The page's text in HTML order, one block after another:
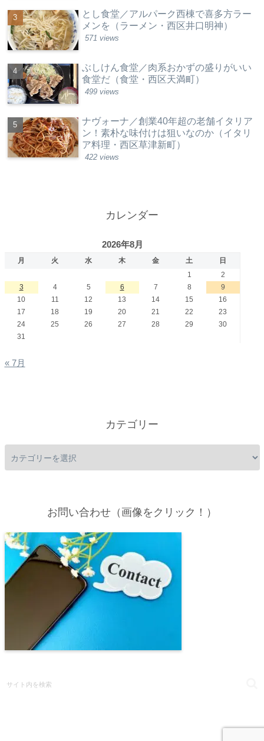
とし食堂／アルパーク西棟で喜多方ラー
メンを（ラーメン・西区井口明神）
571 views
ぶしけん食堂／肉系おかずの盛りがいい
食堂だ（食堂・西区天満町）
499 views
ナヴォーナ／創業40年超の老舗イタリア
ン！素朴な味付けは狙いなのか（イタリ
ア料理・西区草津新町）
422 views
カレンダー
2026年8月
月 火 水 木 金 土
日
1
2
3
4 5 6 7 8
9
10
11 12 13 14 15
16
17
18 19 20 21 22
23
24
25 26 27 28 29
30
31
« 7月
カテゴリー
お問い合わせ（画像をクリック！）